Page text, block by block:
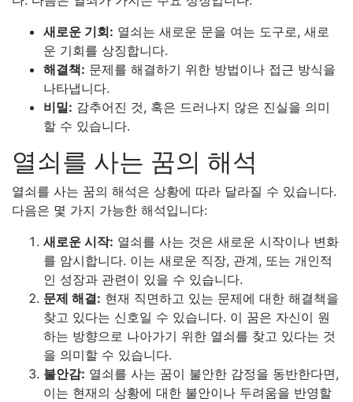
새로운 기회: 열쇠는 새로운 문을 여는 도구로, 새로
운 기회를 상징합니다.
해결책: 문제를 해결하기 위한 방법이나 접근 방식을
나타냅니다.
비밀: 감추어진 것, 혹은 드러나지 않은 진실을 의미
할 수 있습니다.
열쇠를 사는 꿈의 해석
열쇠를 사는 꿈의 해석은 상황에 따라 달라질 수 있습니다.
다음은 몇 가지 가능한 해석입니다:
새로운 시작: 열쇠를 사는 것은 새로운 시작이나 변화
를 암시합니다. 이는 새로운 직장, 관계, 또는 개인적
인 성장과 관련이 있을 수 있습니다.
문제 해결: 현재 직면하고 있는 문제에 대한 해결책을
찾고 있다는 신호일 수 있습니다. 이 꿈은 자신이 원
하는 방향으로 나아가기 위한 열쇠를 찾고 있다는 것
을 의미할 수 있습니다.
불안감: 열쇠를 사는 꿈이 불안한 감정을 동반한다면,
이는 현재의 상황에 대한 불안이나 두려움을 반영할